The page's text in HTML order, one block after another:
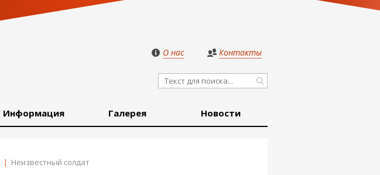
О нас Контакты
Информация Галерея Новости
| Неизвестный солдат